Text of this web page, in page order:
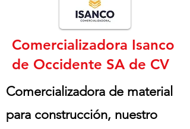
Comercializadora Isanco
de Occidente SA de CV
Comercializadora de material
para construcción, nuestro